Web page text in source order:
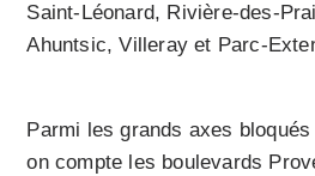
Saint-Léonard, Rivière-des-
Ahuntsic, Villeray et Parc-
Parmi les grands axes bloqués
on compte les boulevards